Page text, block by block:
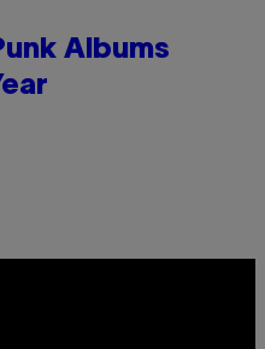
Albums